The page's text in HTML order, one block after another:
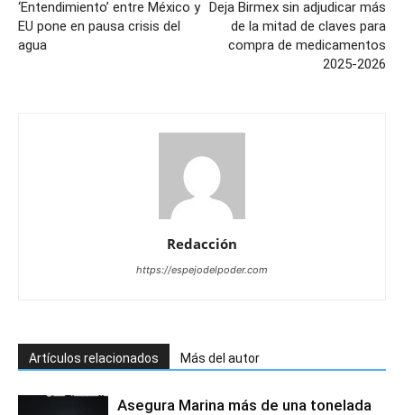
‘Entendimiento’ entre México y
EU pone en pausa crisis del
agua
Deja Birmex sin adjudicar más
de la mitad de claves para
compra de medicamentos
2025-2026
Redacción
https://espejodelpoder.com
Artículos relacionados Más del autor
Asegura Marina más de una tonelada